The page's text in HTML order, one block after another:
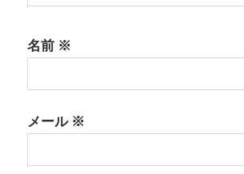
名前 ※
メール※